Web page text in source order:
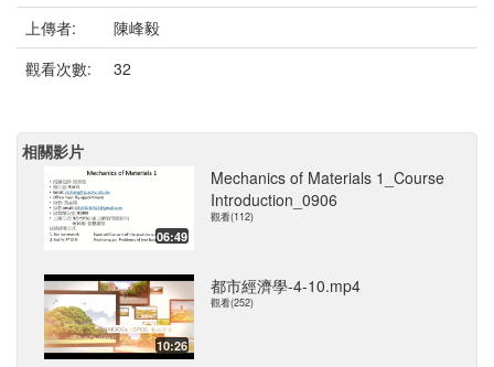
上傳者:
陳峰毅
觀看次數:
32
相關影片
06:49
Mechanics of Materials 1_Course
Introduction_0906
觀看(112)
10:26
都市經濟學-4-10.mp4
觀看(252)